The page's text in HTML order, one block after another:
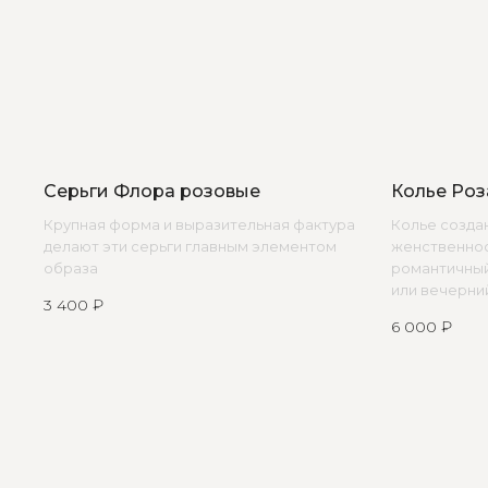
Серьги Флора розовые
Крупная форма и выразительная фактура
делают эти серьги главным элементом
образа
3 400 ₽
Колье
Колье
или
6 000 ₽
Возврат и гарантия
Договор оферты
Политика
Кольца
Браслеты
Каффы